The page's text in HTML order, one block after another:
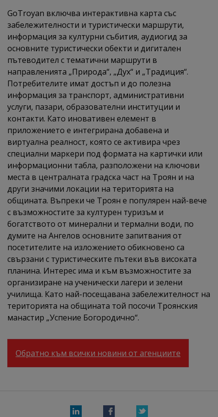
GoTroyan включва интерактивна карта със
забележителности и туристически маршрути,
информация за културни събития, аудиогид за
основните туристически обекти и дигитален
пътеводител с тематични маршрути в
направленията „Природа“, „Дух“ и „Традиция“.
Потребителите имат достъп и до полезна
информация за транспорт, административни
услуги, пазари, образователни институции и
контакти. Като иновативен елемент в
приложението е интегрирана добавена и
виртуална реалност, която се активира чрез
специални маркери под формата на картички или
информационни табла, разположени на ключови
места в централната градска част на Троян и на
други значими локации на територията на
общината. Въпреки че Троян е популярен най-вече
с възможностите за културен туризъм и
богатството от минерални и термални води, по
думите на Ангелов основните запитвания от
посетителите на изложението обикновено са
свързани с туристическите пътеки във високата
планина. Интерес има и към възможностите за
организиране на ученически лагери и зелени
училища. Като най-посещавана забележителност на
територията на общината той посочи Троянския
манастир „Успение Богородично“.
Обратно към всички новини от агенциите